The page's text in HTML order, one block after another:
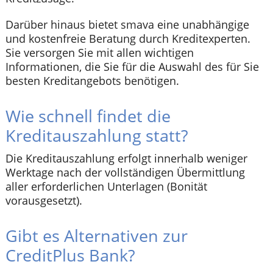
Darüber hinaus bietet smava eine unabhängige
und kostenfreie Beratung durch Kreditexperten.
Sie versorgen Sie mit allen wichtigen
Informationen, die Sie für die Auswahl des für Sie
besten Kreditangebots benötigen.
Wie schnell findet die
Kreditauszahlung statt?
Die Kreditauszahlung erfolgt innerhalb weniger
Werktage nach der vollständigen Übermittlung
aller erforderlichen Unterlagen (Bonität
vorausgesetzt).
Gibt es Alternativen zur
CreditPlus Bank?